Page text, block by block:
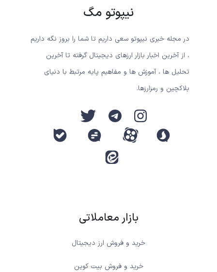
نیپوتو مگ
در مجله خبری نیپوتو سعی داریم تا شما را بروز نگه داریم
، از آخرین اخبار بازار ارزهای دیجیتال گرفته تا آخرین
تحلیل ها ، آموزش ها و مفاهیم پایه مرتبط با دنیای
بلاکچین و رمزارزها.
بازار معاملاتی
خرید و فروش ارز دیجیتال
خرید و فروش بیت کوین